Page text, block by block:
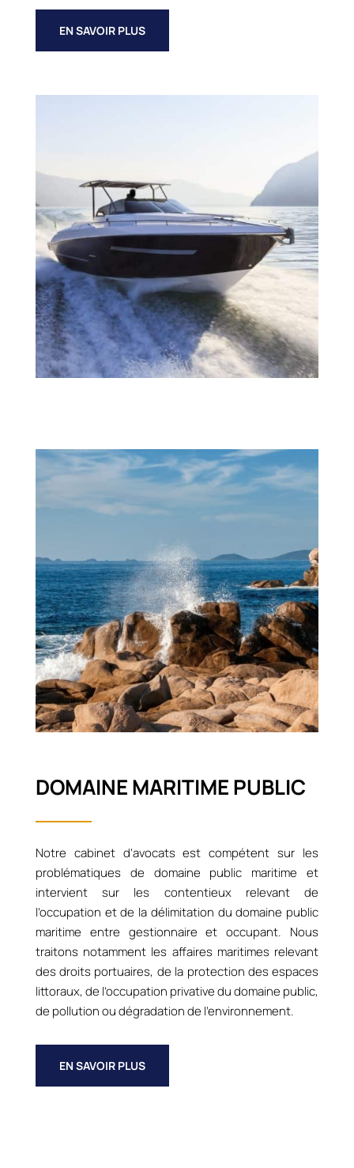
EN SAVOIR PLUS
DOMAINE MARITIME PUBLIC
Notre cabinet d’avocats est compétent sur les
problématiques de domaine public maritime et
intervient sur les contentieux relevant de
l’occupation et de la délimitation du domaine public
maritime entre gestionnaire et occupant. Nous
traitons notamment les affaires maritimes relevant
des droits portuaires, de la protection des espaces
littoraux, de l’occupation privative du domaine public,
de pollution ou dégradation de l’environnement.
EN SAVOIR PLUS